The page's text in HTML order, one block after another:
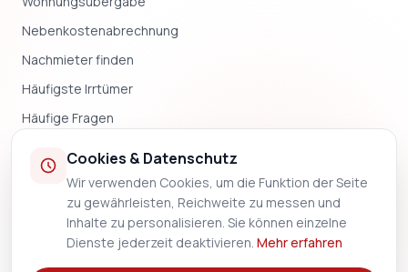
Nebenkostenabrechnung
Nachmieter finden
Häufigste Irrtümer
Häufige Fragen
UNTERNEHMEN
Cookies & Datenschutz
Wir verwenden Cookies, um die Funktion der Seite
zu gewährleisten, Reichweite zu messen und
Inhalte zu personalisieren. Sie können einzelne
Dienste jederzeit deaktivieren. Mehr erfahren